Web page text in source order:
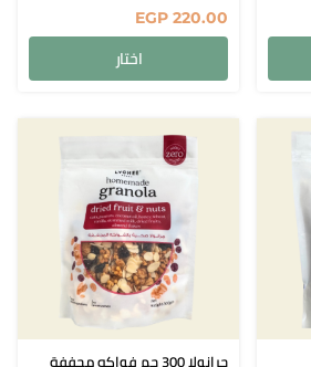
EGP 220.00
اختار
جرانولا 300 جم فواكه مجففة